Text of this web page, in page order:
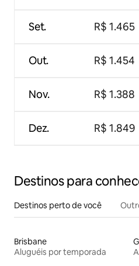
Set.
Out.
Nov.
Dez.
R$ 1.465
R$ 1.454
R$ 1.388
R$ 1.849
Destinos para
Destinos perto de você
Brisbane
Aluguéis por temporada